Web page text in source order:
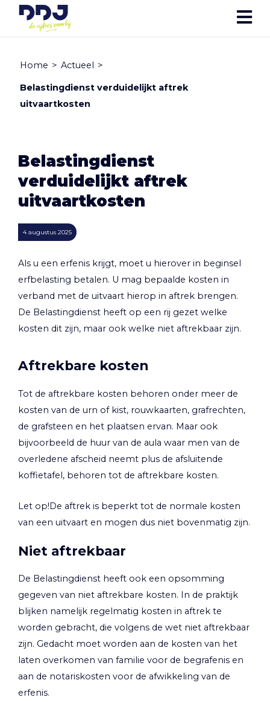
Home > Actueel >
Belastingdienst verduidelijkt aftrek
uitvaartkosten
Belastingdienst
verduidelijkt aftrek
uitvaartkosten
4 augustus 2025
Als u een erfenis krijgt, moet u hierover in beginsel
erfbelasting betalen. U mag bepaalde kosten in
verband met de uitvaart hierop in aftrek brengen.
De Belastingdienst heeft op een rij gezet welke
kosten dit zijn, maar ook welke niet aftrekbaar zijn.
Aftrekbare kosten
Tot de aftrekbare kosten behoren onder meer de
kosten van de urn of kist, rouwkaarten, grafrechten,
de grafsteen en het plaatsen ervan. Maar ook
bijvoorbeeld de huur van de aula waar men van de
overledene afscheid neemt plus de afsluitende
koffietafel, behoren tot de aftrekbare kosten.
Let op!De aftrek is beperkt tot de normale kosten
van een uitvaart en mogen dus niet bovenmatig zijn.
Niet aftrekbaar
De Belastingdienst heeft ook een opsomming
gegeven van niet aftrekbare kosten. In de praktijk
blijken namelijk regelmatig kosten in aftrek te
worden gebracht, die volgens de wet niet aftrekbaar
zijn. Gedacht moet worden aan de kosten van het
laten overkomen van familie voor de begrafenis en
aan de notariskosten voor de afwikkeling van de
erfenis.